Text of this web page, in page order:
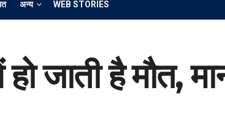
अन्य WEB STORIES
जाती है मौत,